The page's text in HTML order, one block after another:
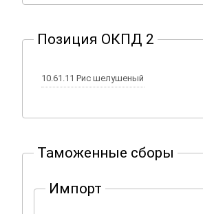
Позиция ОКПД 2
10.61.11 Рис шелушеный
Таможенные сборы
Импорт